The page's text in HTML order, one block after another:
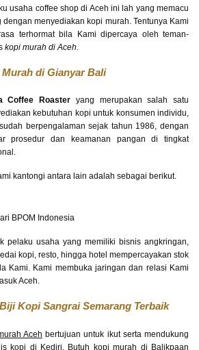
usaha coffee shop di Aceh ini lah yang memacu
menyediakan kopi murah. Tentunya Kami
terhormat bila Kami dipercaya oleh teman-
kopi murah di Aceh
di Gianyar Bali
Coffee Roaster yang merupakan salah satu
kebutuhan kopi untuk konsumen individu,
berpengalaman sejak tahun 1986, dengan
prosedur dan keamanan pangan di tingkat
kantongi antara lain adalah sebagai berikut.
BPOM Indonesia
pelaku usaha yang memiliki bisnis angkringan,
kopi, resto, hingga hotel mempercayakan stok
Kami. Kami membuka jaringan dan relasi Kami
Aceh.
Kopi Sangrai Semarang Terbaik
Aceh bertujuan untuk ikut serta mendukung
kopi di Kediri. Butuh kopi murah di Balikpaan